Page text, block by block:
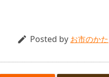
 Posted by お市のかた